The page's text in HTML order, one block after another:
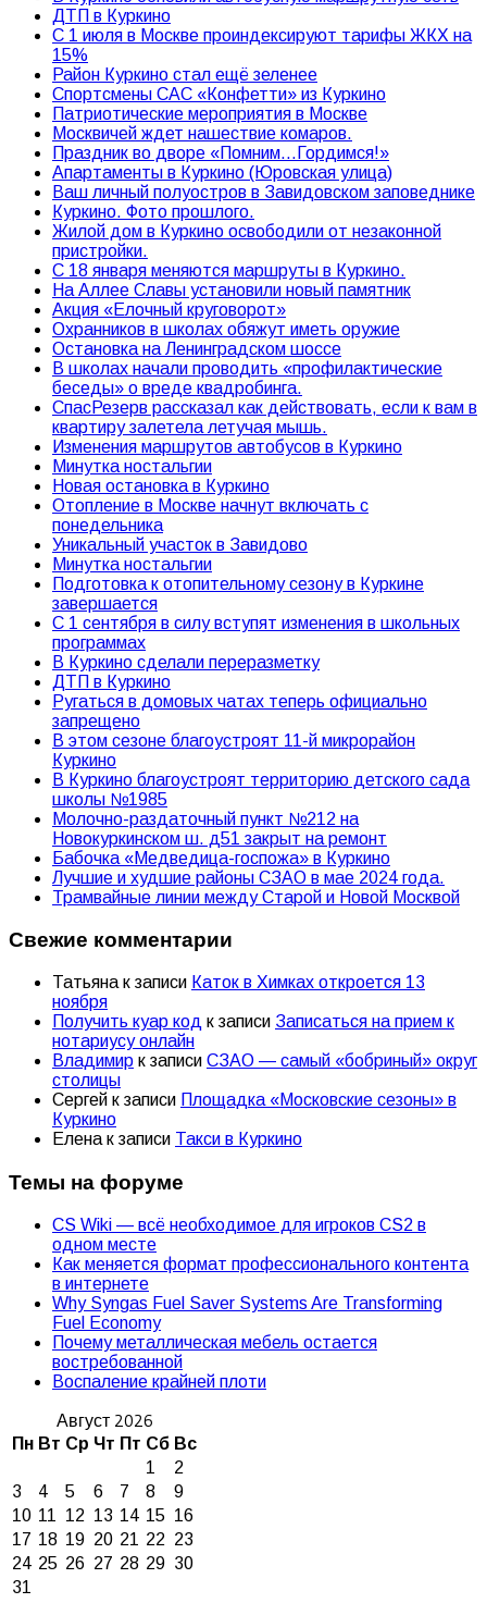
ДТП в Куркино
С 1 июля в Москве проиндексируют тарифы ЖКХ на
15%
Район Куркино стал ещё зеленее
Спортсмены САС «Конфетти» из Куркино
Патриотические мероприятия в Москве
Москвичей ждет нашествие комаров.
Праздник во дворе «Помним…Гордимся!»
Апартаменты в Куркино (Юровская улица)
Ваш личный полуостров в Завидовском заповеднике
Куркино. Фото прошлого.
Жилой дом в Куркино освободили от незаконной
пристройки.
С 18 января меняются маршруты в Куркино.
На Аллее Славы установили новый памятник
Акция «Елочный круговорот»
Охранников в школах обяжут иметь оружие
Остановка на Ленинградском шоссе
В школах начали проводить «профилактические
беседы» о вреде квадробинга.
СпасРезерв рассказал как действовать, если к вам в
квартиру залетела летучая мышь.
Изменения маршрутов автобусов в Куркино
Минутка ностальгии
Новая остановка в Куркино
Отопление в Москве начнут включать с
понедельника
Уникальный участок в Завидово
Минутка ностальгии
Подготовка к отопительному сезону в Куркине
завершается
С 1 сентября в силу вступят изменения в школьных
программах
В Куркино сделали переразметку
ДТП в Куркино
Ругаться в домовых чатах теперь официально
запрещено
В этом сезоне благоустроят 11-й микрорайон
Куркино
В Куркино благоустроят территорию детского сада
школы №1985
Молочно-раздаточный пункт №212 на
Новокуркинском ш. д51 закрыт на ремонт
Бабочка «Медведица-госпожа» в Куркино
Лучшие и худшие районы СЗАО в мае 2024 года.
Трамвайные линии между Старой и Новой Москвой
Свежие комментарии
Татьяна к записи Каток в Химках откроется 13
ноября
Получить куар код к записи Записаться на прием к
нотариусу онлайн
Владимир к записи СЗАО — самый «бобриный» округ
столицы
Сергей к записи Площадка «Московские сезоны» в
Куркино
Елена к записи Такси в Куркино
Темы на форуме
CS Wiki — всё необходимое для игроков CS2 в
одном месте
Как меняется формат профессионального контента
в интернете
Why Syngas Fuel Saver Systems Are Transforming
Fuel Economy
Почему металлическая мебель остается
востребованной
Воспаление крайней плоти
Август 2026
Пн Вт Ср Чт Пт Сб Вс
1
2
3
4 5 6 7 8
9
10 11 12 13 14 15 16
17 18 19 20 21 22 23
24 25 26 27 28 29 30
31